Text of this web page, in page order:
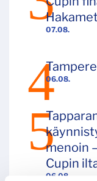
07.08.
06.08.
06.08.
menoin
Cupin